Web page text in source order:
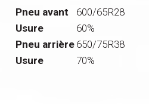
Pneu avant
600/65R28
Usure
60%
Pneu arrière 650/75R38
Usure
70%